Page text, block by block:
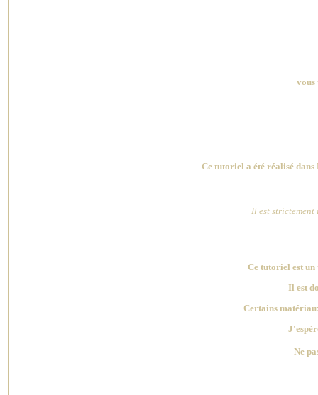
Ce tutoriel a été réalisé dans
Il est
Ce tutoriel est
Il est
Certains
Ne